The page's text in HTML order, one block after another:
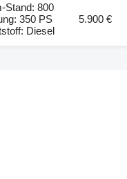
Stand: 800
350 PS
Diesel
5.900 €